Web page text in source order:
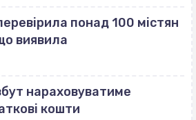
понад 100 містян
виявила
нараховуватиме
кошти